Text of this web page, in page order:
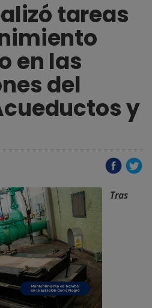
tareas
en las
del
y
Tras